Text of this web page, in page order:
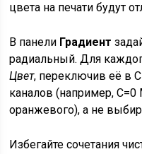
цвета на печати будут
В панели Градиент
радиальный. Для
Цвет, переключив её в
каналов (например, C=0
оранжевого), а не
Избегайте сочетания